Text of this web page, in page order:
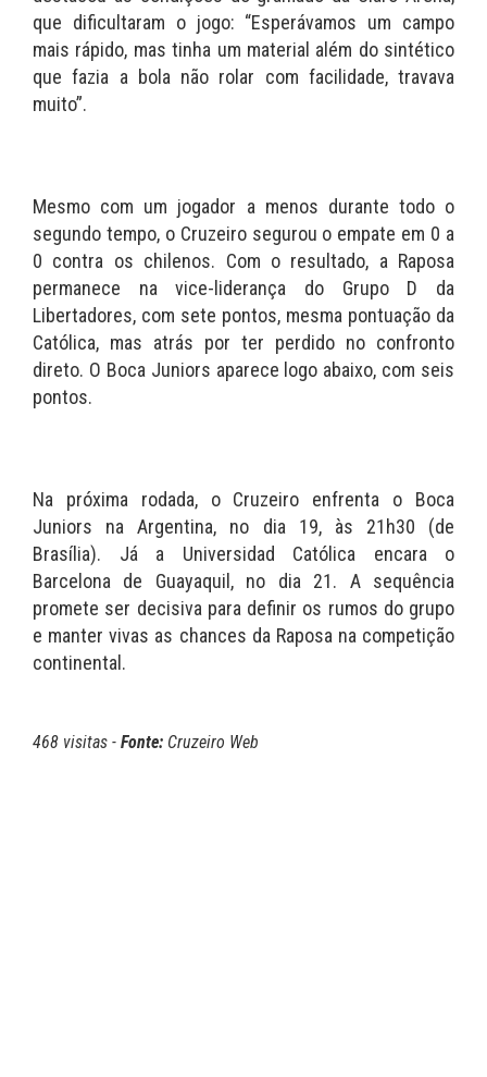
que dificultaram o jogo: “Esperávamos um campo
mais rápido, mas tinha um material além do sintético
que fazia a bola não rolar com facilidade, travava
muito”.
Mesmo com um jogador a menos durante todo o
segundo tempo, o Cruzeiro segurou o empate em 0 a
0 contra os chilenos. Com o resultado, a Raposa
permanece na vice-liderança do Grupo D da
Libertadores, com sete pontos, mesma pontuação da
Católica, mas atrás por ter perdido no confronto
direto. O Boca Juniors aparece logo abaixo, com seis
pontos.
Na próxima rodada, o Cruzeiro enfrenta o Boca
Juniors na Argentina, no dia 19, às 21h30 (de
Brasília). Já a Universidad Católica encara o
Barcelona de Guayaquil, no dia 21. A sequência
promete ser decisiva para definir os rumos do grupo
e manter vivas as chances da Raposa na competição
continental.
468 visitas - Fonte: Cruzeiro Web